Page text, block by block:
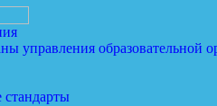
управления образовательной
стандарты